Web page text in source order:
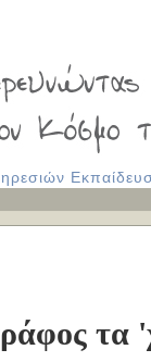
τα